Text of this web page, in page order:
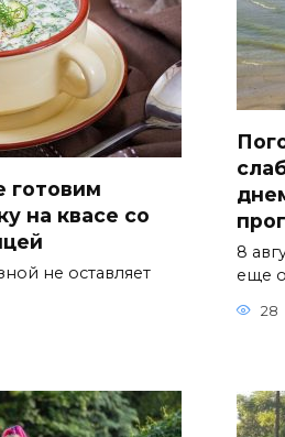
готовим
на квасе со
не оставляет
8
еще
28